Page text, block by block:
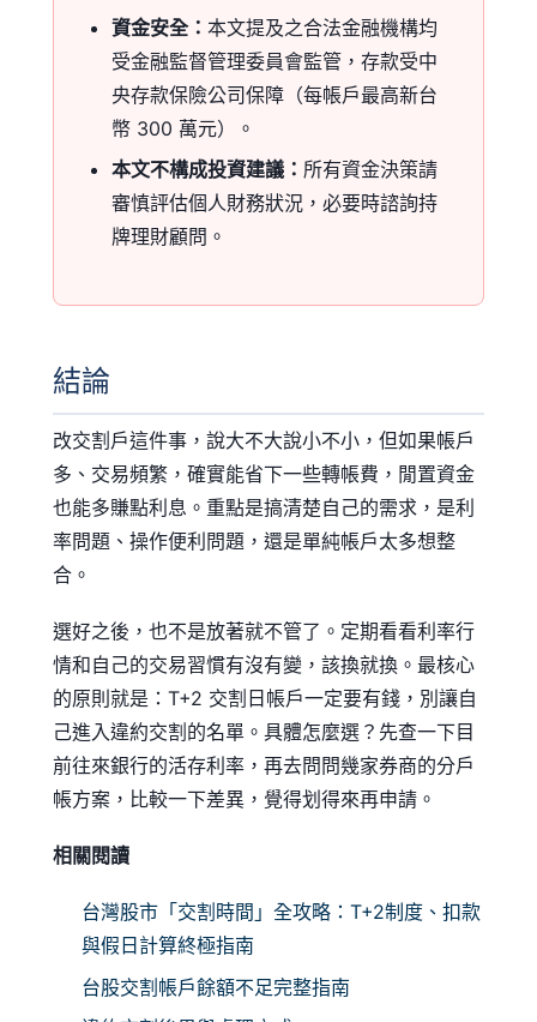
資金安全： 本文提及之合法金融機構均
受金融監督管理委員會監管，存款受中
央存款保險公司保障（每帳戶最高新台
幣 300 萬元）。
本文不構成投資建議： 所有資金決策請
審慎評估個人財務狀況，必要時諮詢持
牌理財顧問。
結論
改交割戶這件事，說大不大說小不小，但如果帳戶
多、交易頻繁，確實能省下一些轉帳費，閒置資金
也能多賺點利息。重點是搞清楚自己的需求，是利
率問題、操作便利問題，還是單純帳戶太多想整
合。
選好之後，也不是放著就不管了。定期看看利率行
情和自己的交易習慣有沒有變，該換就換。最核心
的原則就是：T+2 交割日帳戶一定要有錢，別讓自
己進入違約交割的名單。具體怎麼選？先查一下目
前往來銀行的活存利率，再去問問幾家券商的分戶
帳方案，比較一下差異，覺得划得來再申請。
相關閱讀
台灣股市「交割時間」全攻略：T+2制度、扣款
與假日計算終極指南
台股交割帳戶餘額不足完整指南